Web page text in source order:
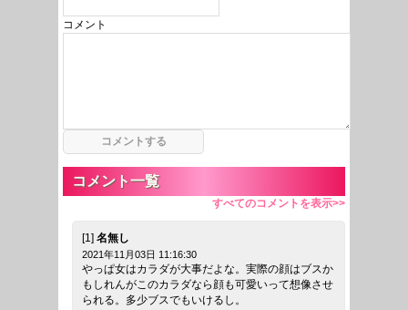
コメント
コメント一覧
すべてのコメントを表示>>
[1] 名無し
2021年11月03日 11:16:30
やっぱ女はカラダが大事だよな。実際の顔はブスか
もしれんがこのカラダなら顔も可愛いって想像させ
られる。多少ブスでもいけるし。